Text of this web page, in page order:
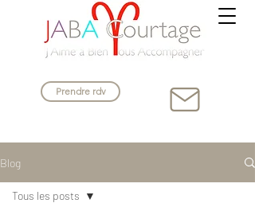
Prendre rdv
Blog
Tous les posts